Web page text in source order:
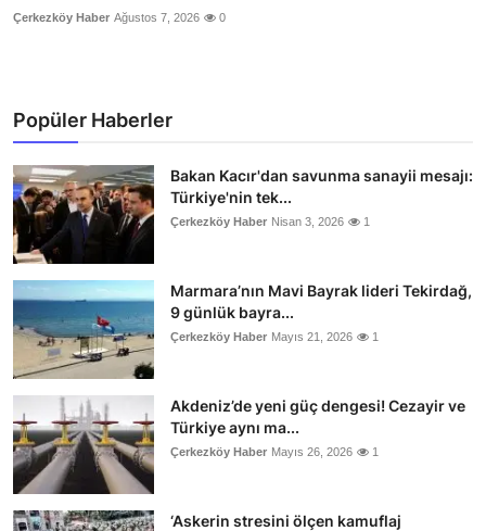
Çerkezköy Haber Ağustos 7, 2026 0
Popüler Haberler
Bakan Kacır'dan savunma sanayii mesajı:
Türkiye'nin tek...
Çerkezköy Haber Nisan 3, 2026 1
Marmara’nın Mavi Bayrak lideri Tekirdağ,
9 günlük bayra...
Çerkezköy Haber Mayıs 21, 2026 1
Akdeniz’de yeni güç dengesi! Cezayir ve
Türkiye aynı ma...
Çerkezköy Haber Mayıs 26, 2026 1
‘Askerin stresini ölçen kamuflaj